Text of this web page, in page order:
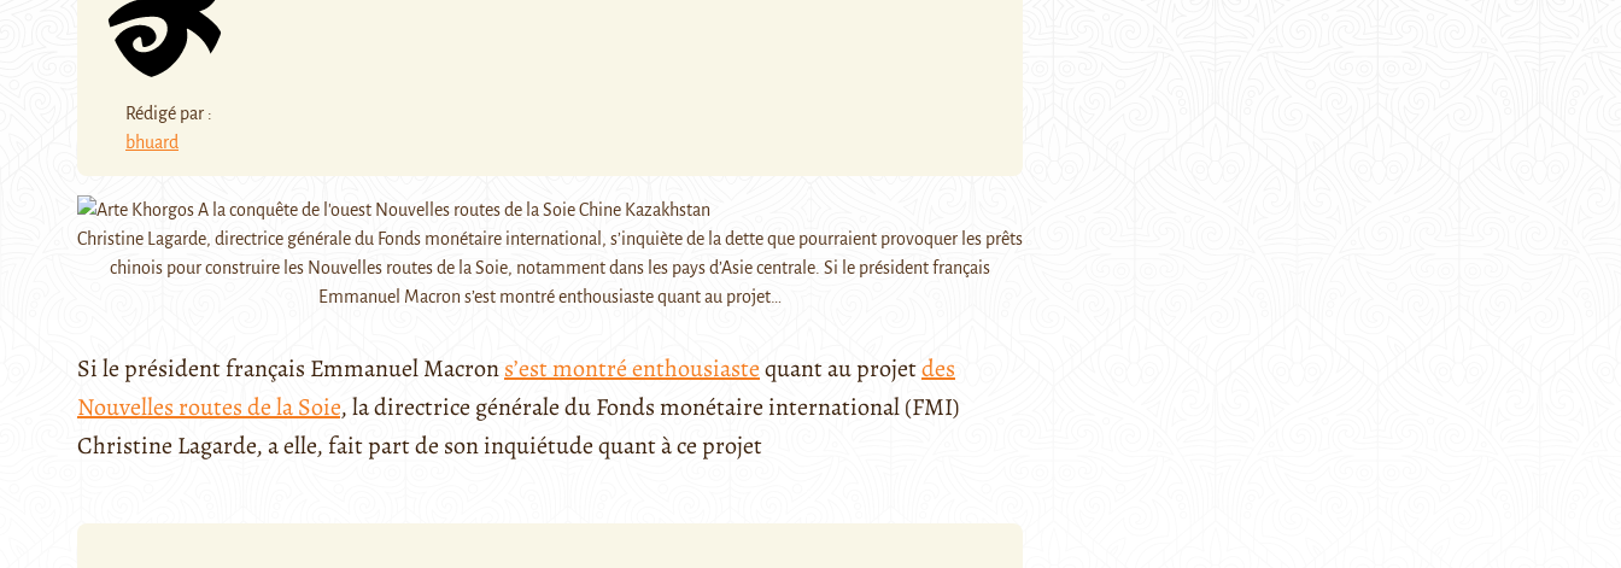
Rédigé par :
bhuard
Christine Lagarde, directrice générale du Fonds monétaire international, s’inquiète de la dette que pourraient provoquer les prêts
chinois pour construire les Nouvelles routes de la Soie, notamment dans les pays d’Asie centrale. Si le président français
Emmanuel Macron s’est montré enthousiaste quant au projet…
Si le président français Emmanuel Macrons’est montré enthousiastequant au projetdes
Nouvelles routes de la Soie, la directrice générale du Fonds monétaire international (FMI)
Christine Lagarde, a elle, fait part de son inquiétude quant à ce projet